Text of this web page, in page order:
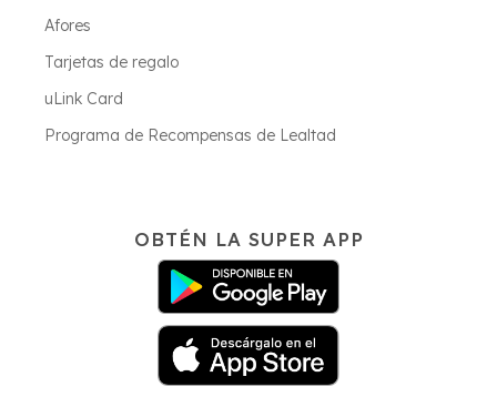
Afores
Tarjetas de regalo
uLink Card
Programa de Recompensas de Lealtad
OBTÉN LA SUPER APP